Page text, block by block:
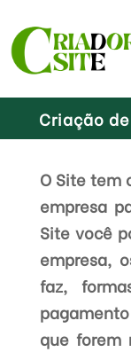
Criação
O Site tem
empresa
Site você
empresa,
faz,
que forem